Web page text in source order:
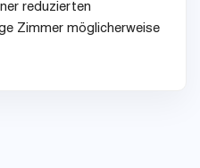
reduzierten
Zimmer möglicherweise